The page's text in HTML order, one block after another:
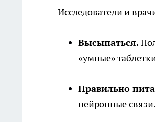
Исследователи и
Высыпаться.
«умные»
Правильно
нейронные связи.